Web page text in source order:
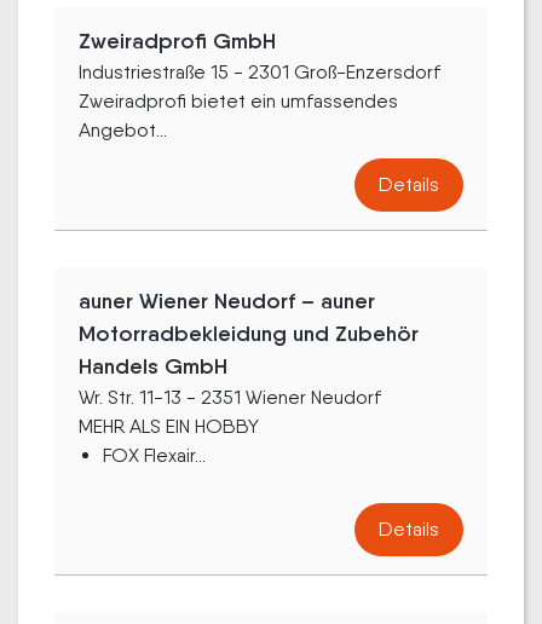
Zweiradprofi GmbH
Industriestraße 15 - 2301 Groß-Enzersdorf
Zweiradprofi bietet ein umfassendes
Angebot...
Details
auner Wiener Neudorf – auner
Motorradbekleidung und Zubehör
Handels GmbH
Wr. Str. 11-13 - 2351 Wiener Neudorf
MEHR ALS EIN HOBBY
FOX Flexair...
Details